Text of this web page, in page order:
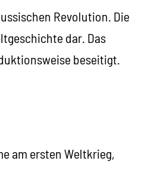
Revolution. Die
dar. Das
beseitigt.
am ersten Weltkrieg,